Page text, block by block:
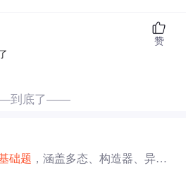
赞
到底了——
础题 ，涵盖多态、构造器、异常